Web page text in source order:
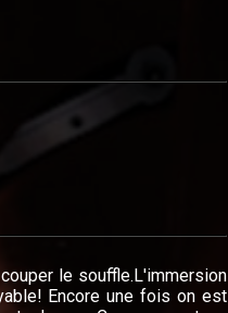
le souffle.L'immersion
Encore une fois on est